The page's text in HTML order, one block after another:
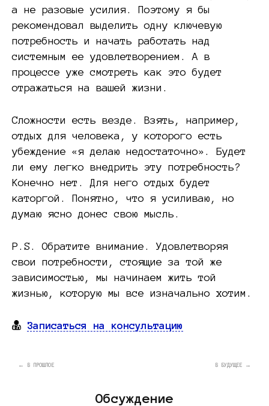
а не разовые усилия. Поэтому я бы
рекомендовал выделить одну ключевую
потребность и начать работать над
системным ее удовлетворением. А в
процессе уже смотреть как это будет
отражаться на вашей жизни.
Сложности есть везде. Взять, например,
отдых для человека, у которого есть
убеждение «я делаю недостаточно». Будет
ли ему легко внедрить эту потребность?
Конечно нет. Для него отдых будет
каторгой. Понятно, что я усиливаю, но
думаю ясно донес свою мысль.
P.S. Обратите внимание. Удовлетворяя
свои потребности, стоящие за той же
зависимостью, мы начинаем жить той
жизнью, которую мы все изначально хотим.
Записаться на консультацию
← В ПРОШЛОЕ В БУДУЩЕЕ →
Обсуждение